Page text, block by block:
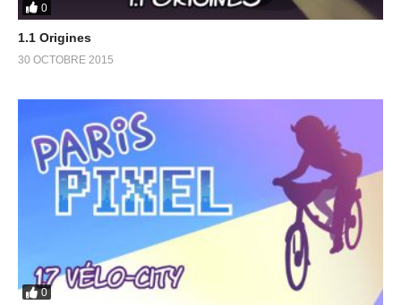
0
1.1 Origines
30 OCTOBRE 2015
0